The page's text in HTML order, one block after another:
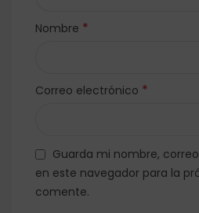
Nombre *
Correo electrónico *
Guarda mi nombre,
en este navegador para la
comente.